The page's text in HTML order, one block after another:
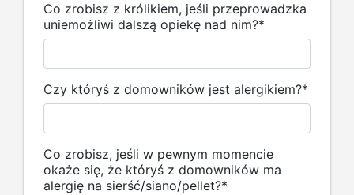
Co zrobisz z królikiem, jeśli przeprowadzka
uniemożliwi dalszą opiekę nad nim?*
Czy któryś z domowników jest alergikiem?*
Co zrobisz, jeśli w pewnym momencie
okaże się, że któryś z domowników ma
alergię na sierść/siano/pellet?*